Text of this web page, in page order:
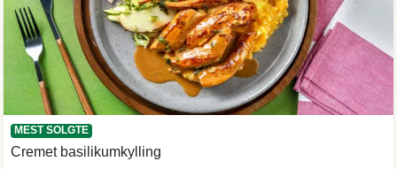
MEST SOLGTE
Cremet basilikumkylling